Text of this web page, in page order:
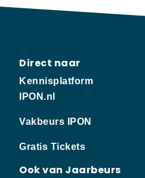
Direct naar
Kennisplatform
IPON.nl
Vakbeurs IPON
Gratis Tickets
Ook van Jaarbeurs